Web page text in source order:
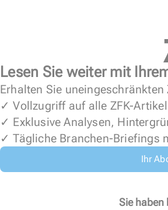
Lesen Sie weiter mit
Erhalten Sie
✓ Vollzugriff auf alle ZFK-
✓ Exklusive Analysen,
✓ Tägliche Branchen-Briefings
Ihr
Sie haben